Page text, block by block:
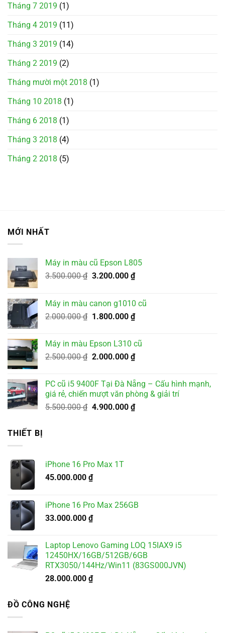
Tháng 7 2019 (1)
Tháng 4 2019 (11)
Tháng 3 2019 (14)
Tháng 2 2019 (2)
Tháng mười một 2018 (1)
Tháng 10 2018 (1)
Tháng 6 2018 (1)
Tháng 3 2018 (4)
Tháng 2 2018 (5)
MỚI NHẤT
Máy in màu cũ Epson L805
3.500.000₫ Giá
3.500.000 ₫.
3.200.000 ₫Giá
là:
3.200.000 ₫.
Máy in màu canon g1010 cũ
2.000.000₫ Giá
2.000.000 ₫.
1.800.000 ₫Giá
tại
là:
1.800.000 ₫.
Máy in màu Epson L310 cũ
2.500.000₫ Giá
2.500.000 ₫.
2.000.000 ₫Giá
tại
là:
2.000.000 ₫.
PC cũ i5 9400F Tại Đà Nẵng – Cấu hình mạnh,
giá rẻ, chiến mượt văn phòng & giải trí
5.500.000₫ Giá
4.900.000 ₫Giá
THIẾT BỊ
iPhone 16 Pro Max 1T
45.000.000 ₫
iPhone 16 Pro Max 256GB
33.000.000 ₫
Laptop Lenovo Gaming LOQ 15IAX9 i5
12450HX/16GB/512GB/6GB
RTX3050/144Hz/Win11 (83GS000JVN)
28.000.000 ₫
ĐỒ CÔNG NGHỆ